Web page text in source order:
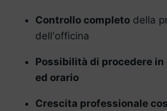
Controllo completo della
dell'officina
Possibilità di procedere
ed orario
Crescita professionale